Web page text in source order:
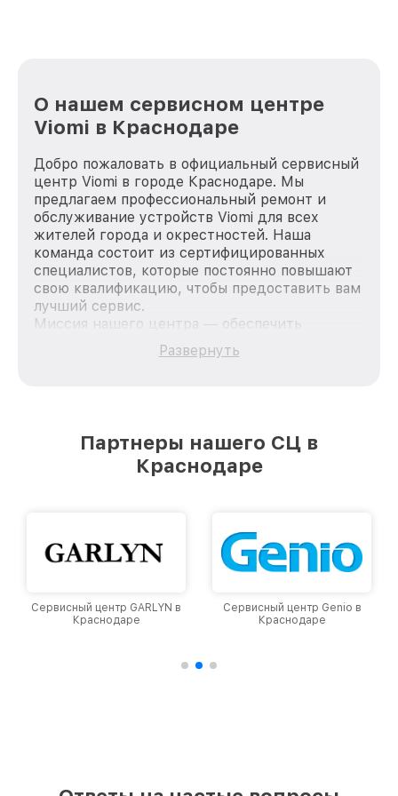
О нашем сервисном центре
Viomi в Краснодаре
Добро пожаловать в официальный сервисный
центр Viomi в городе Краснодаре. Мы
предлагаем профессиональный ремонт и
обслуживание устройств Viomi для всех
жителей города и окрестностей. Наша
команда состоит из сертифицированных
специалистов, которые постоянно повышают
свою квалификацию, чтобы предоставить вам
лучший сервис.
Миссия нашего центра — обеспечить
качественный и доступный ремонт для
каждого пользователя продукции Viomi, вне
лучшим сервисным центром Viomi в городе
Краснодаре, постоянно повышая уровень
Развернуть
Партнеры нашего СЦ в
Краснодаре
Сервисный центр GARLYN в
Краснодаре
Сервисный центр Genio в
Краснодаре